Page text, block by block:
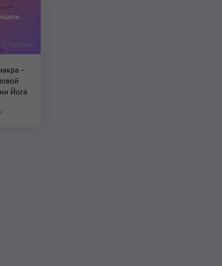
–
Йога